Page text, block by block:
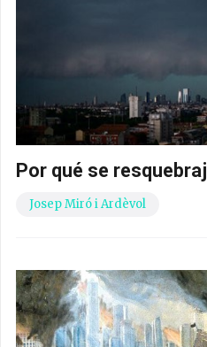
Por qué se
Josep Miró i Ardèvol